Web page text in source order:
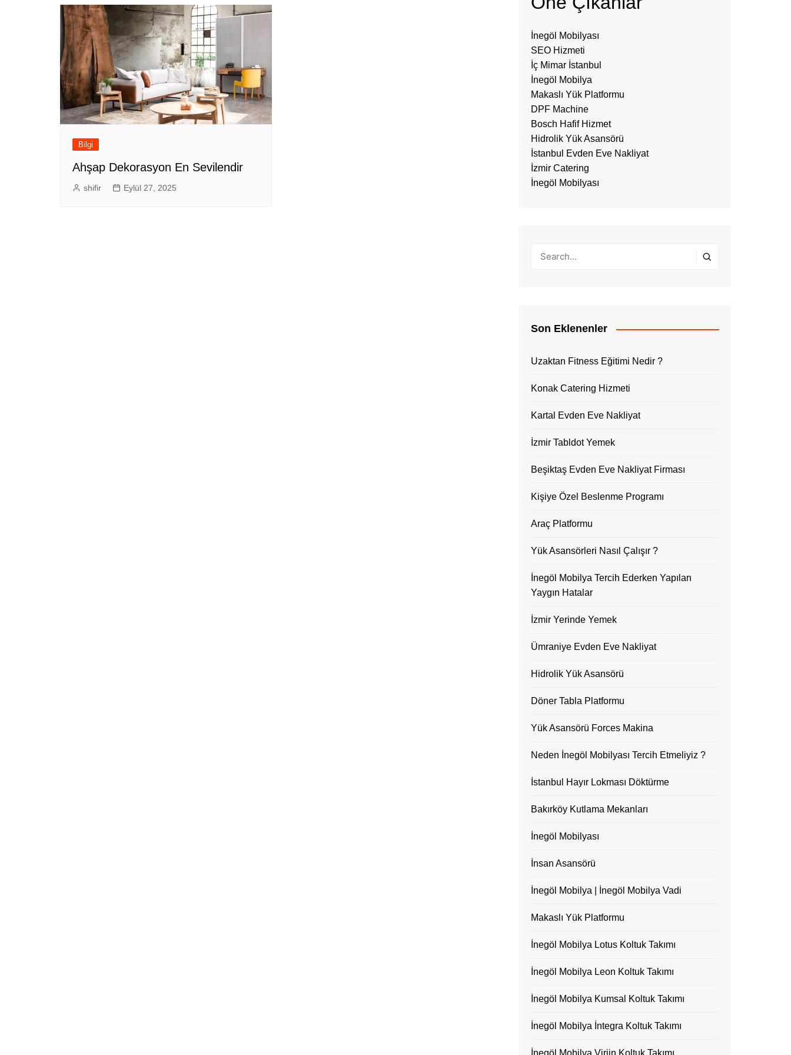
Bilgi
Ahşap Dekorasyon En Sevilendir
shifir Eylül 27, 2025
İnegöl Mobilyası
SEO Hizmeti
İç Mimar İstanbul
İnegöl Mobilya
Makaslı Yük Platformu
DPF Machine
Bosch Hafif Hizmet
Hidrolik Yük Asansörü
İstanbul Evden Eve Nakliyat
İzmir Catering
İnegöl Mobilyası
Son Eklenenler
Uzaktan Fitness Eğitimi Nedir ?
Konak Catering Hizmeti
Kartal Evden Eve Nakliyat
İzmir Tabldot Yemek
Beşiktaş Evden Eve Nakliyat Firması
Kişiye Özel Beslenme Programı
Araç Platformu
Yük Asansörleri Nasıl Çalışır ?
İnegöl Mobilya Tercih Ederken Yapılan
Yaygın Hatalar
İzmir Yerinde Yemek
Ümraniye Evden Eve Nakliyat
Hidrolik Yük Asansörü
Döner Tabla Platformu
Yük Asansörü Forces Makina
Neden İnegöl Mobilyası Tercih Etmeliyiz ?
İstanbul Hayır Lokması Döktürme
Bakırköy Kutlama Mekanları
İnegöl Mobilyası
İnsan Asansörü
İnegöl Mobilya | İnegöl Mobilya Vadi
Makaslı Yük Platformu
İnegöl Mobilya Lotus Koltuk Takımı
İnegöl Mobilya Leon Koltuk Takımı
İnegöl Mobilya Kumsal Koltuk Takımı
İnegöl Mobilya İntegra Koltuk Takımı